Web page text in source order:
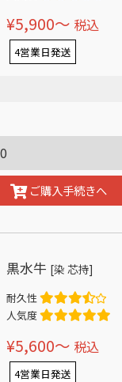
¥5,900〜 税込
4営業日発送
ご購入手続きへ
黒水牛 [染 芯持]
耐久性
人気度
¥5,600〜 税込
4営業日発送